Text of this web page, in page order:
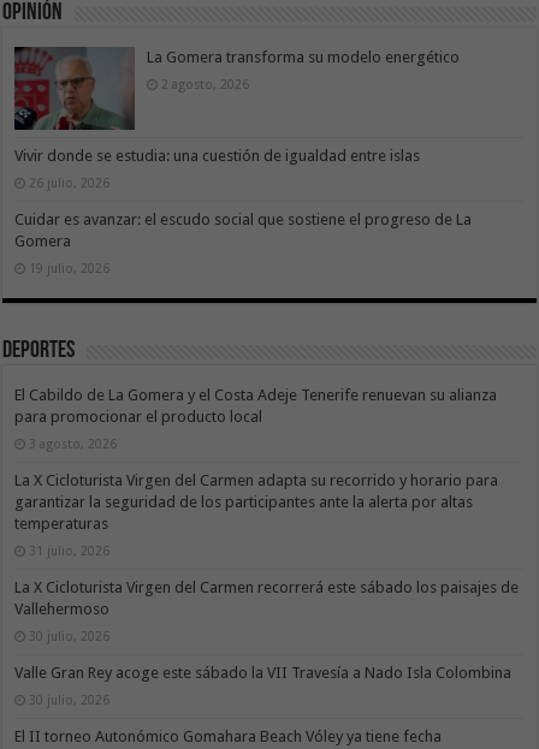
Opinión
La Gomera transforma su modelo energético
2 agosto, 2026
Vivir donde se estudia: una cuestión de igualdad entre islas
26 julio, 2026
Cuidar es avanzar: el escudo social que sostiene el progreso de La
Gomera
19 julio, 2026
Deportes
El Cabildo de La Gomera y el Costa Adeje Tenerife renuevan su alianza
para promocionar el producto local
3 agosto, 2026
La X Cicloturista Virgen del Carmen adapta su recorrido y horario para
garantizar la seguridad de los participantes ante la alerta por altas
temperaturas
31 julio, 2026
La X Cicloturista Virgen del Carmen recorrerá este sábado los paisajes de
Vallehermoso
30 julio, 2026
Valle Gran Rey acoge este sábado la VII Travesía a Nado Isla Colombina
30 julio, 2026
El II torneo Autonómico Gomahara Beach Vóley ya tiene fecha